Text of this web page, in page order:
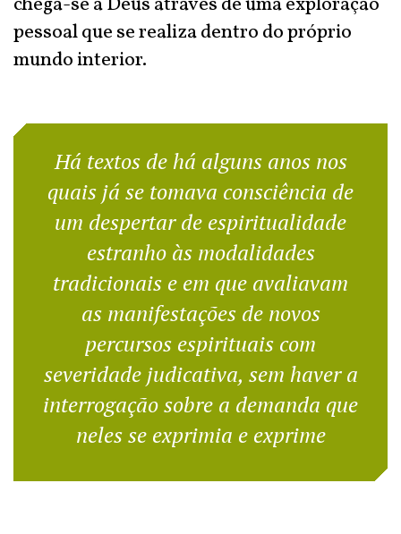
pessoal que se realiza dentro do próprio
mundo interior.
Há textos de há alguns anos nos
quais já se tomava consciência de
um despertar de espiritualidade
estranho às modalidades
tradicionais e em que avaliavam
as manifestações de novos
percursos espirituais com
severidade judicativa, sem haver a
interrogação sobre a demanda que
neles se exprimia e exprime